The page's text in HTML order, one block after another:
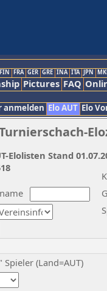
FIN FRA GER GRE INA ITA JPN
Pictures FAQ
anmelden Elo AUT Elo
(Land=AUT)
Elolisten Stand